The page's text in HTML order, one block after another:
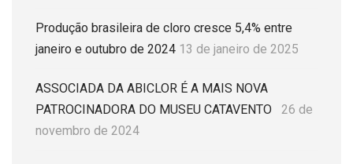
Produção brasileira de cloro cresce 5,4% entre
janeiro e outubro de 2024 13 de janeiro de 2025
ASSOCIADA DA ABICLOR É A MAIS NOVA
PATROCINADORA DO MUSEU CATAVENTO
26 de
novembro de 2024